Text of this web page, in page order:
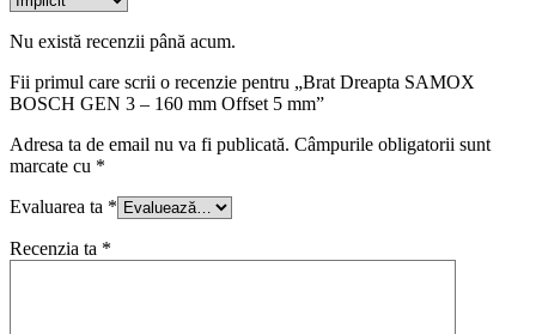
Nu există recenzii până acum.
Fii primul care scrii o recenzie pentru „Brat Dreapta SAMOX
BOSCH GEN 3 – 160 mm Offset 5 mm”
Adresa ta de email nu va fi publicată. Câmpurile obligatorii sunt
marcate cu *
Evaluarea ta *
Recenzia ta *